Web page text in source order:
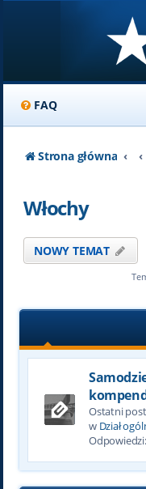
FAQ
Strona główna
Włochy
NOWY TEMAT
Ostatni
w Dział
Odpowiedzi: